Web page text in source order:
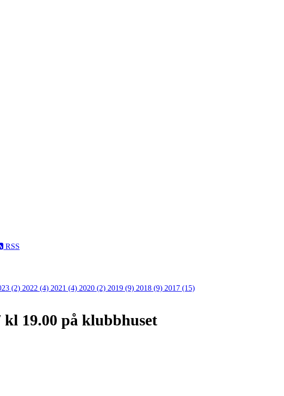
RSS
(2) 2022 (4) 2021 (4) 2020 (2) 2019 (9) 2018 (9) 2017 (15)
19.00 på klubbhuset